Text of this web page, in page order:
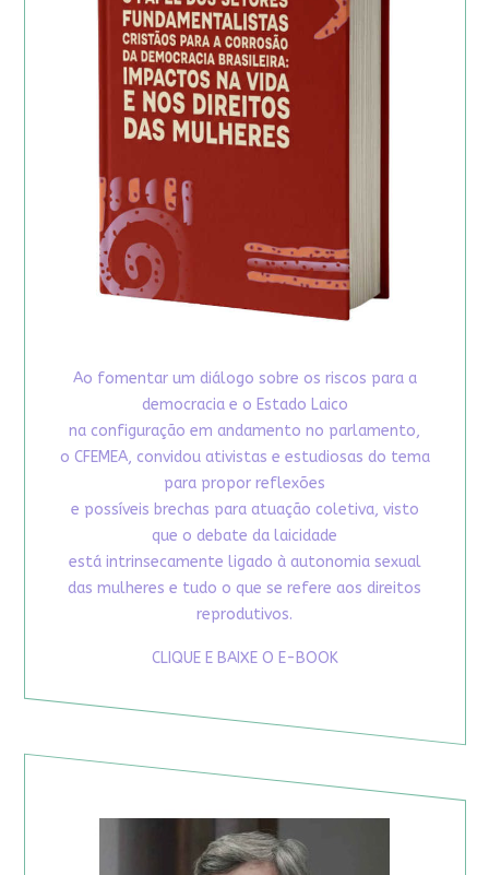
Ao fomentar um diálogo sobre os riscos para a
democracia e o Estado Laico
na configuração em andamento no parlamento,
o CFEMEA, convidou ativistas e estudiosas do tema
para propor reflexões
e possíveis brechas para atuação coletiva, visto
que o debate da laicidade
está intrinsecamente ligado à autonomia sexual
das mulheres e tudo o que se refere aos direitos
reprodutivos.
CLIQUE E BAIXE O E-BOOK